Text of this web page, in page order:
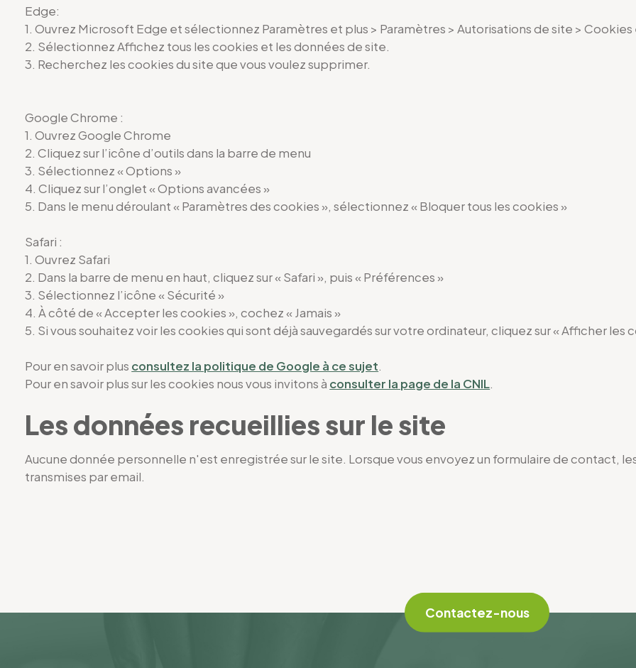
Edge:
1. Ouvrez Microsoft Edge et sélectionnez Paramètres et plus > Paramètres > Autorisations de site >
2. Sélectionnez Affichez tous les cookies et les données de site.
3. Recherchez les cookies du site que vous voulez supprimer.
Google Chrome :
1. Ouvrez Google Chrome
2. Cliquez sur l’icône d’outils dans la barre de menu
3. Sélectionnez « Options »
4. Cliquez sur l’onglet « Options avancées »
5. Dans le menu déroulant « Paramètres des cookies », sélectionnez « Bloquer tous les cookies »
Safari :
1. Ouvrez Safari
2. Dans la barre de menu en haut, cliquez sur « Safari », puis « Préférences »
3. Sélectionnez l’icône « Sécurité »
4. À côté de « Accepter les cookies », cochez « Jamais »
5. Si vous souhaitez voir les cookies qui sont déjà sauvegardés sur votre ordinateur, cliquez sur « Afficher les
Pour en savoir plus consultez la politique de Google à ce sujet.
Pour en savoir plus sur les cookies nous vous invitons à consulter la page de la CNIL.
Les données recueillies sur le site
Aucune donnée personnelle n'est enregistrée sur le site. Lorsque vous envoyez un formulaire de contact,
transmises par email.
Contactez-nous